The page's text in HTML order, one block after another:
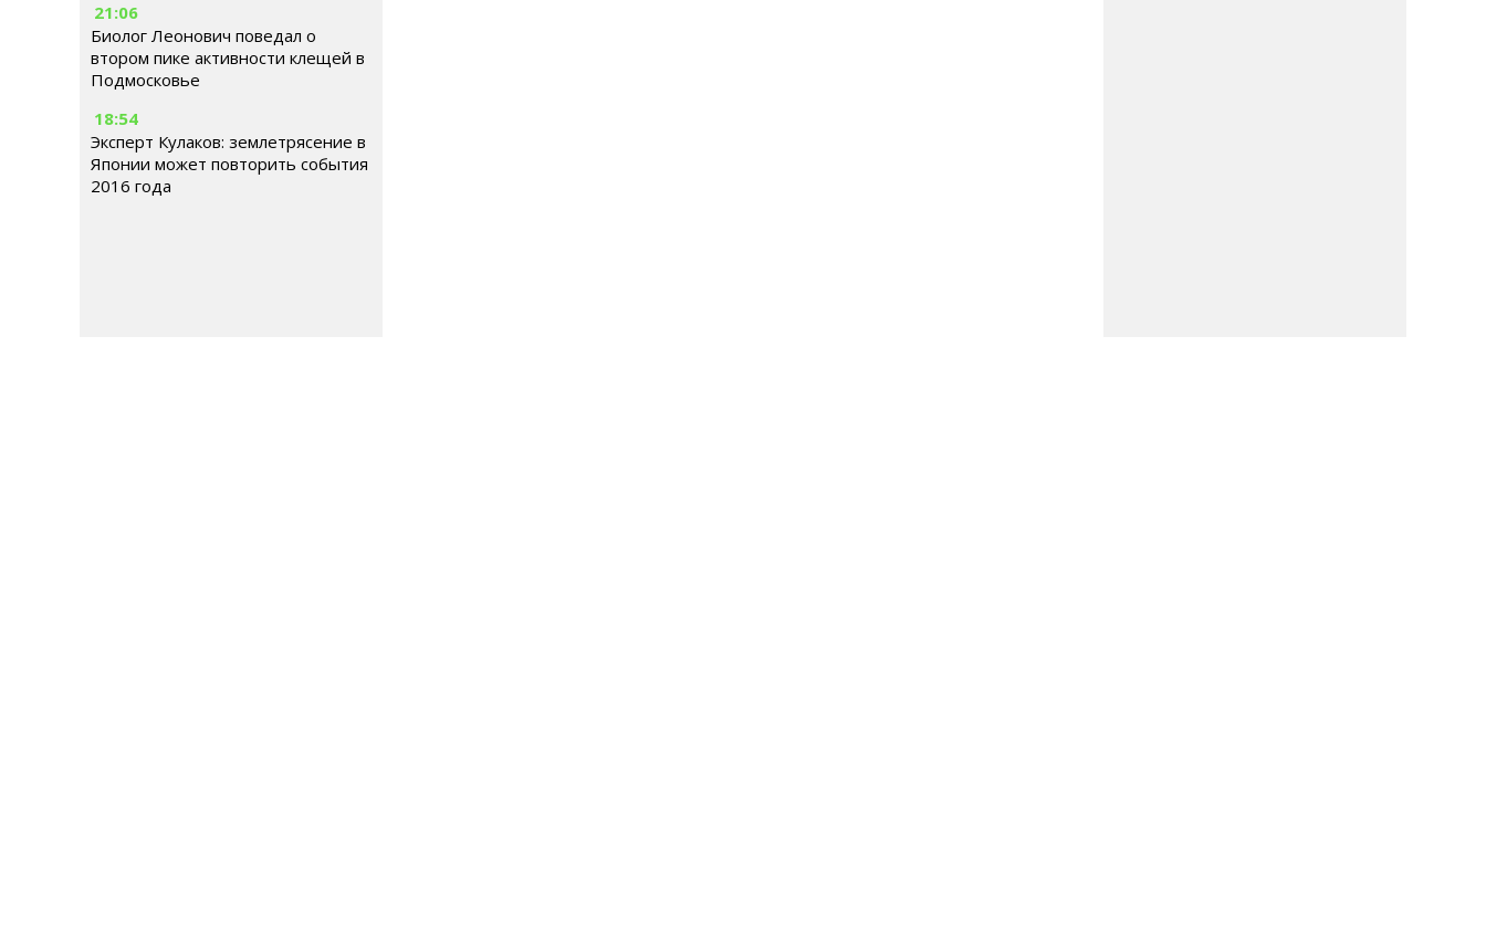
21:06
Биолог Леонович поведал о
втором пике активности клещей в
Подмосковье
18:54
Эксперт Кулаков: землетрясение в
Японии может повторить события
2016 года